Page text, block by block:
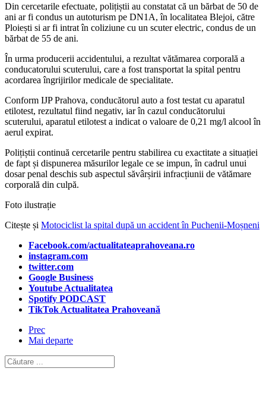
Din cercetarile efectuate, polițiștii au constatat că un bărbat de 50 de
ani ar fi condus un autoturism pe DN1A, în localitatea Blejoi, către
Ploiești si ar fi intrat în coliziune cu un scuter electric, condus de un
bărbat de 55 de ani.
În urma producerii accidentului, a rezultat vătămarea corporală a
conducatorului scuterului, care a fost transportat la spital pentru
acordarea îngrijirilor medicale de specialitate.
Conform IJP Prahova, conducătorul auto a fost testat cu aparatul
etilotest, rezultatul fiind negativ, iar în cazul conducătorului
scuterului, aparatul etilotest a indicat o valoare de 0,21 mg/l alcool în
aerul expirat.
Polițiștii continuă cercetarile pentru stabilirea cu exactitate a situației
de fapt și dispunerea măsurilor legale ce se impun, în cadrul unui
dosar penal deschis sub aspectul săvârșirii infracțiunii de vătămare
corporală din culpă.
Foto ilustrație
Citește și Motociclist la spital după un accident în Puchenii-Moșneni
Facebook.com/actualitateaprahoveana.ro
instagram.com
twitter.com
Google Business
Youtube Actualitatea
Spotify PODCAST
TikTok Actualitatea Prahoveană
Prec
Mai departe